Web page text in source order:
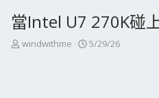
當Intel U7 270K碰
主
windwithme
開
5/29/26